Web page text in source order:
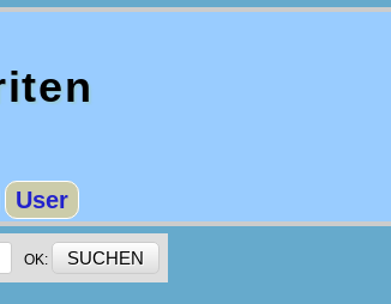
User
OK: